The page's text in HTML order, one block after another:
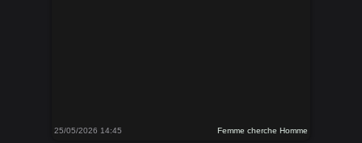
25/05/2026 14:45 Femme cherche Homme